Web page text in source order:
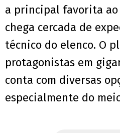
a principal favorita
chega cercada de
técnico do elenco. O
protagonistas em
conta com diversas
especialmente do